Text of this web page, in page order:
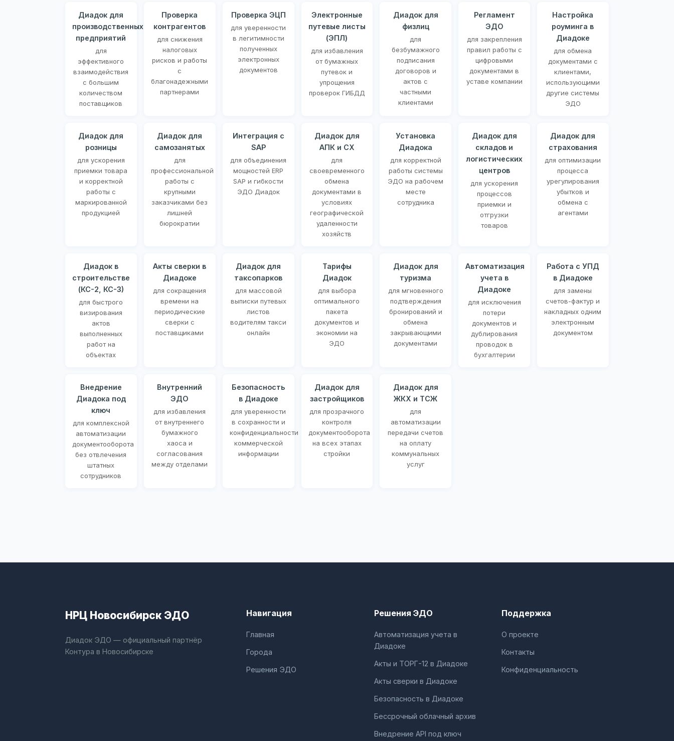
Диадок для
производственных
предприятий
для
эффективного
взаимодействия
с большим
количеством
поставщиков
Проверка
контрагентов
для снижения
налоговых
рисков и работы
с
благонадежными
партнерами
Проверка ЭЦП
для уверенности
в легитимности
полученных
электронных
документов
Электронные
путевые листы
(ЭПЛ)
для избавления
от бумажных
путевок и
упрощения
проверок ГИБДД
Диадок для
физлиц
для
безбумажного
подписания
договоров и
актов с
частными
клиентами
Регламент
ЭДО
для закрепления
правил работы с
цифровыми
документами в
уставе компании
Настройка
роуминга в
Диадоке
для обмена
документами с
клиентами,
использующими
другие системы
ЭДО
Диадок для
розницы
для ускорения
приемки товара
и корректной
работы с
маркированной
продукцией
Диадок для
самозанятых
для
профессиональной
работы с
крупными
заказчиками без
лишней
бюрократии
Интеграция с
SAP
для объединения
мощностей ERP
SAP и гибкости
ЭДО Диадок
Диадок для
АПК и СХ
для
своевременного
обмена
документами в
условиях
географической
удаленности
хозяйств
Установка
Диадока
для корректной
работы системы
ЭДО на рабочем
месте
сотрудника
Диадок для
складов и
логистических
центров
для ускорения
процессов
приемки и
отгрузки
товаров
Диадок для
страхования
для оптимизации
процесса
урегулирования
убытков и
обмена с
агентами
Диадок в
строительстве
(КС-2, КС-3)
для быстрого
визирования
актов
выполненных
работ на
объектах
Акты сверки в
Диадоке
для сокращения
времени на
периодические
сверки с
поставщиками
Диадок для
таксопарков
для массовой
выписки путевых
листов
водителям такси
онлайн
Тарифы
Диадок
для выбора
оптимального
пакета
документов и
экономии на
ЭДО
Диадок для
туризма
для мгновенного
подтверждения
бронирований и
обмена
закрывающими
документами
Автоматизация
учета в
Диадоке
для исключения
потери
документов и
дублирования
проводок в
бухгалтерии
Работа с УПД
в Диадоке
для замены
счетов-фактур и
накладных одним
электронным
документом
Внедрение
Диадока под
ключ
для комплексной
автоматизации
документооборота
без отвлечения
штатных
сотрудников
Внутренний
ЭДО
для избавления
от внутреннего
бумажного
хаоса и
согласования
между отделами
Безопасность
в Диадоке
для уверенности
в сохранности и
конфиденциальности
коммерческой
информации
Диадок для
застройщиков
для прозрачного
контроля
документооборота
на всех этапах
стройки
Диадок для
ЖКХ и ТСЖ
для
автоматизации
передачи счетов
на оплату
коммунальных
услуг
НРЦ Новосибирск ЭДО
Диадок ЭДО — официальный партнёр
Контура в Новосибирске
Навигация
Главная
Города
Решения ЭДО
Решения ЭДО
Автоматизация учета в
Диадоке
Акты и ТОРГ-12 в Диадоке
Акты сверки в Диадоке
Безопасность в Диадоке
Бессрочный облачный архив
Внедрение API под ключ
Поддержка
О проекте
Контакты
Конфиденциальность